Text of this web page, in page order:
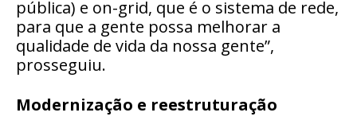
pública) e on-grid, que é o sistema de rede,
para que a gente possa melhorar a
qualidade de vida da nossa gente”,
prosseguiu.
Modernização e reestruturação